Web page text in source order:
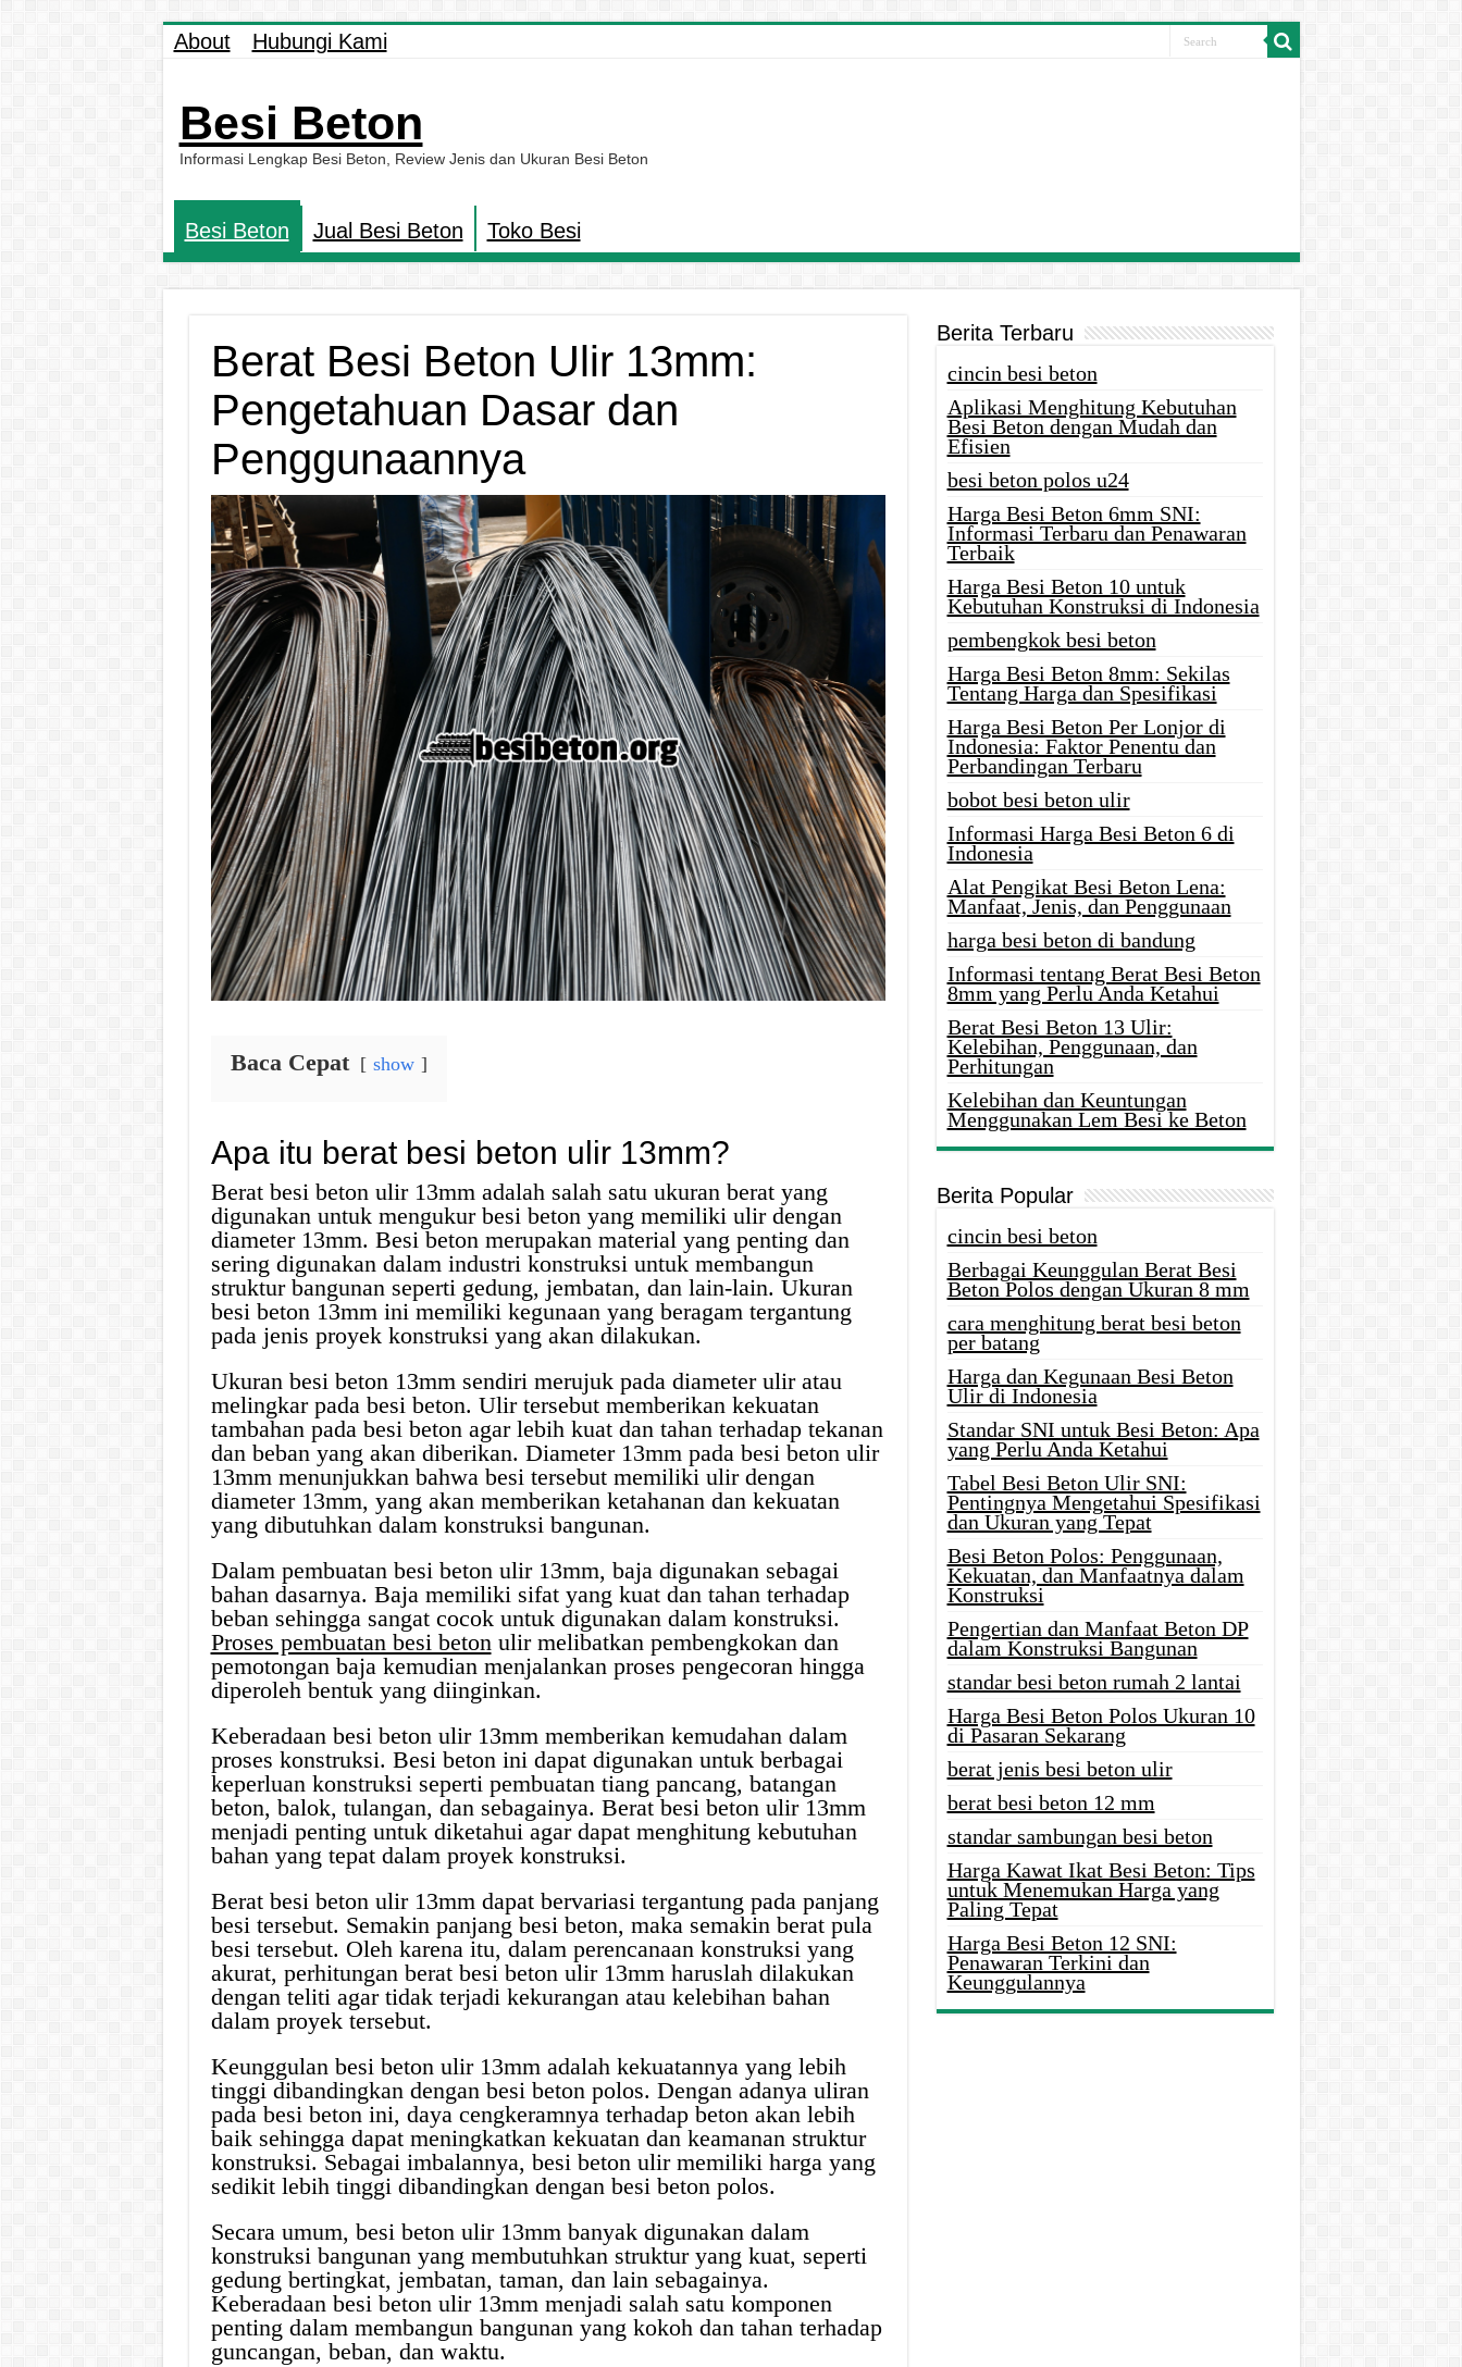
About Hubungi Kami
Besi Beton
Informasi Lengkap Besi Beton, Review Jenis dan Ukuran Besi Beton
Besi Beton Jual Besi Beton Toko Besi
Berat Besi Beton Ulir 13mm:
Pengetahuan Dasar dan
Penggunaannya
Baca Cepat show
Apa itu berat besi beton ulir 13mm?
Berat besi beton ulir 13mm adalah salah satu ukuran berat yang
digunakan untuk mengukur besi beton yang memiliki ulir dengan
diameter 13mm. Besi beton merupakan material yang penting dan
sering digunakan dalam industri konstruksi untuk membangun
struktur bangunan seperti gedung, jembatan, dan lain-lain. Ukuran
besi beton 13mm ini memiliki kegunaan yang beragam tergantung
pada jenis proyek konstruksi yang akan dilakukan.
Ukuran besi beton 13mm sendiri merujuk pada diameter ulir atau
melingkar pada besi beton. Ulir tersebut memberikan kekuatan
tambahan pada besi beton agar lebih kuat dan tahan terhadap tekanan
dan beban yang akan diberikan. Diameter 13mm pada besi beton ulir
13mm menunjukkan bahwa besi tersebut memiliki ulir dengan
diameter 13mm, yang akan memberikan ketahanan dan kekuatan
yang dibutuhkan dalam konstruksi bangunan.
Dalam pembuatan besi beton ulir 13mm, baja digunakan sebagai
bahan dasarnya. Baja memiliki sifat yang kuat dan tahan terhadap
beban sehingga sangat cocok untuk digunakan dalam konstruksi.
Proses pembuatan besi betonulir melibatkan pembengkokan dan
pemotongan baja kemudian menjalankan proses pengecoran hingga
diperoleh bentuk yang diinginkan.
Keberadaan besi beton ulir 13mm memberikan kemudahan dalam
proses konstruksi. Besi beton ini dapat digunakan untuk berbagai
keperluan konstruksi seperti pembuatan tiang pancang, batangan
beton, balok, tulangan, dan sebagainya. Berat besi beton ulir 13mm
menjadi penting untuk diketahui agar dapat menghitung kebutuhan
bahan yang tepat dalam proyek konstruksi.
Berat besi beton ulir 13mm dapat bervariasi tergantung pada panjang
besi tersebut. Semakin panjang besi beton, maka semakin berat pula
besi tersebut. Oleh karena itu, dalam perencanaan konstruksi yang
akurat, perhitungan berat besi beton ulir 13mm haruslah dilakukan
dengan teliti agar tidak terjadi kekurangan atau kelebihan bahan
dalam proyek tersebut.
Keunggulan besi beton ulir 13mm adalah kekuatannya yang lebih
tinggi dibandingkan dengan besi beton polos. Dengan adanya uliran
pada besi beton ini, daya cengkeramnya terhadap beton akan lebih
baik sehingga dapat meningkatkan kekuatan dan keamanan struktur
konstruksi. Sebagai imbalannya, besi beton ulir memiliki harga yang
sedikit lebih tinggi dibandingkan dengan besi beton polos.
Secara umum, besi beton ulir 13mm banyak digunakan dalam
konstruksi bangunan yang membutuhkan struktur yang kuat, seperti
gedung bertingkat, jembatan, taman, dan lain sebagainya.
Keberadaan besi beton ulir 13mm menjadi salah satu komponen
penting dalam membangun bangunan yang kokoh dan tahan terhadap
guncangan, beban, dan waktu.
Berita Terbaru
cincin besi beton
Aplikasi Menghitung Kebutuhan
Besi Beton dengan Mudah dan
Efisien
besi beton polos u24
Harga Besi Beton 6mm SNI:
Informasi Terbaru dan Penawaran
Terbaik
Harga Besi Beton 10 untuk
Kebutuhan Konstruksi di Indonesia
pembengkok besi beton
Harga Besi Beton 8mm: Sekilas
Tentang Harga dan Spesifikasi
Harga Besi Beton Per Lonjor di
Indonesia: Faktor Penentu dan
Perbandingan Terbaru
bobot besi beton ulir
Informasi Harga Besi Beton 6 di
Indonesia
Alat Pengikat Besi Beton Lena:
Manfaat, Jenis, dan Penggunaan
harga besi beton di bandung
Informasi tentang Berat Besi Beton
8mm yang Perlu Anda Ketahui
Berat Besi Beton 13 Ulir:
Kelebihan, Penggunaan, dan
Perhitungan
Kelebihan dan Keuntungan
Menggunakan Lem Besi ke Beton
Berita Popular
cincin besi beton
Berbagai Keunggulan Berat Besi
Beton Polos dengan Ukuran 8 mm
cara menghitung berat besi beton
per batang
Harga dan Kegunaan Besi Beton
Ulir di Indonesia
Standar SNI untuk Besi Beton: Apa
yang Perlu Anda Ketahui
Tabel Besi Beton Ulir SNI:
Pentingnya Mengetahui Spesifikasi
dan Ukuran yang Tepat
Besi Beton Polos: Penggunaan,
Kekuatan, dan Manfaatnya dalam
Konstruksi
Pengertian dan Manfaat Beton DP
dalam Konstruksi Bangunan
standar besi beton rumah 2 lantai
Harga Besi Beton Polos Ukuran 10
di Pasaran Sekarang
berat jenis besi beton ulir
berat besi beton 12 mm
standar sambungan besi beton
Harga Kawat Ikat Besi Beton: Tips
untuk Menemukan Harga yang
Paling Tepat
Harga Besi Beton 12 SNI:
Penawaran Terkini dan
Keunggulannya